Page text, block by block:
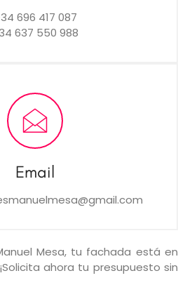
696 417 087
637 550 988
Email
Mesa, tu fachada está en
ahora tu presupuesto sin